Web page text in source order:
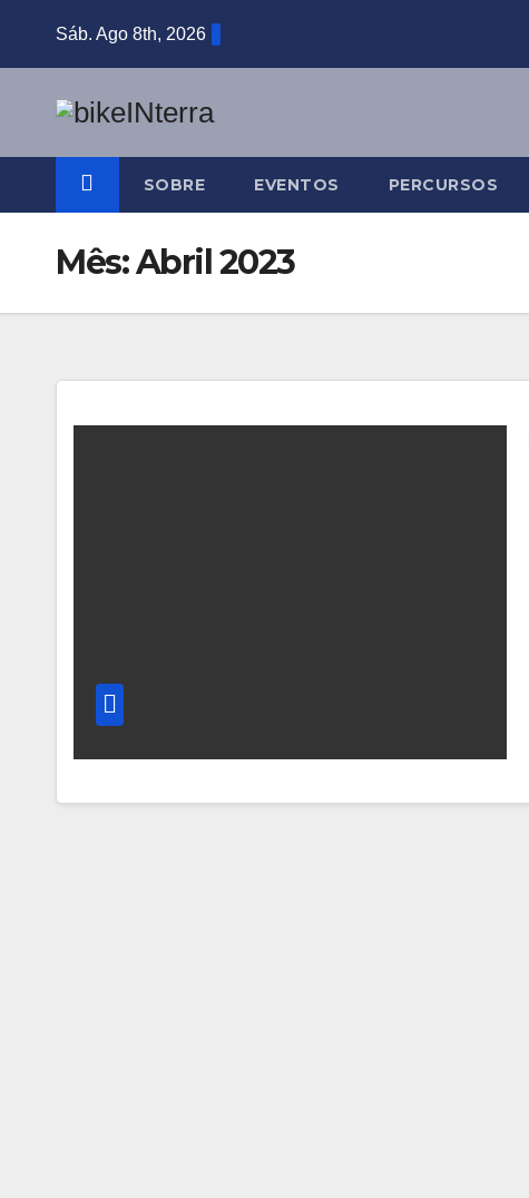
Sáb. Ago 8th, 2026
SOBRE EVENTOS PERCURSOS
Mês:Abril 2023